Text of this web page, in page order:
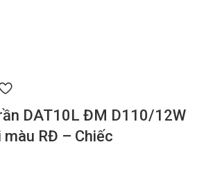
DAT10L ĐM D110/12W
RĐ – Chiếc